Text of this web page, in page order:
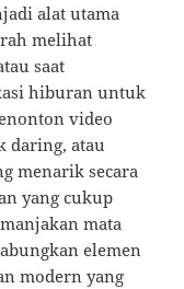
alat utama
melihat
saat
hiburan untuk
video
daring, atau
menarik secara
yang cukup
mata
elemen
modern yang